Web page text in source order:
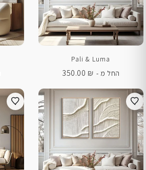
Pali & Luma
החל מ -
350.00 ₪